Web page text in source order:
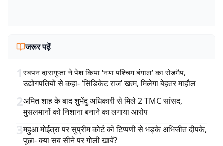
जरूर पढ़ें
1स्वपन दासगुप्ता ने पेश किया ‘नया पश्चिम बंगाल’ का रोडमैप,
उद्योगपतियों से कहा- ‘सिंडिकेट राज’ खत्म, मिलेगा बेहतर माहौल
2अमित शाह के बाद शुभेंदु अधिकारी से मिले 2 TMC सांसद,
मुसलमानों को निशाना बनाने का लगाया आरोप
3महुआ मोईत्रा पर सुप्रीम कोर्ट की टिप्पणी से भड़के अभिजीत दीपके,
पूछा- क्या सब सीने पर गोली खायें?